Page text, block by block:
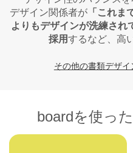
デザイン関係者が 「これ
よりもデザインが洗練さ
採用するなど、高
その他の書類デザ
boardを使っ